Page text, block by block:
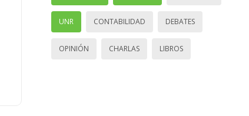
UNR CONTABILIDAD DEBATES
OPINIÓN CHARLAS LIBROS